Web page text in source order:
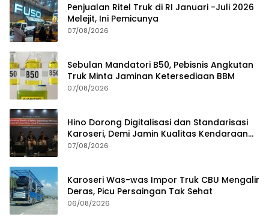
Penjualan Ritel Truk di RI Januari -Juli 2026
Melejit, Ini Pemicunya
07/08/2026
Sebulan Mandatori B50, Pebisnis Angkutan
Truk Minta Jaminan Ketersediaan BBM
07/08/2026
Hino Dorong Digitalisasi dan Standarisasi
Karoseri, Demi Jamin Kualitas Kendaraan
Pelanggan
07/08/2026
Karoseri Was-was Impor Truk CBU Mengalir
Deras, Picu Persaingan Tak Sehat
06/08/2026